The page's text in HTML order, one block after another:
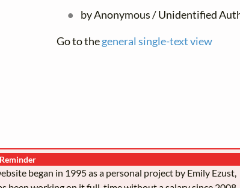
by Anonymous / Unidentified
Go to thegeneral single-text view
began in 1995 as a personal project by Emily Ezust,